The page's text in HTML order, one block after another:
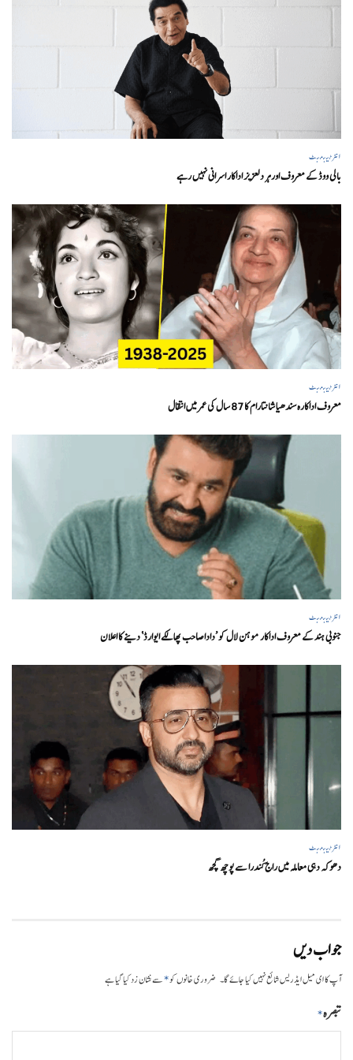
انٹرٹینمنٹ
بالی ووڈ کے معروف اور ہر دلعزیز اداکار اسرانی نہیں رہے
انٹرٹینمنٹ
معروف اداکارہ سندھیا شانتارام کا 87 سال کی عمر میں انتقال
انٹرٹینمنٹ
جنوبی ہند کے معروف اداکار موہن لال کو ’داداصاحب پھالکے ایوارڈ‘ دینے کا اعلان
انٹرٹینمنٹ
دھوکہ دہی معاملہ میں راج کُندرا سے پوچھ گچھ
جواب دیں
آپ کا ای میل ایڈریس شائع نہیں کیا جائے گا۔ ضروری خانوں کو*سے نشان زد کیا گیا ہے
تبصرہ*